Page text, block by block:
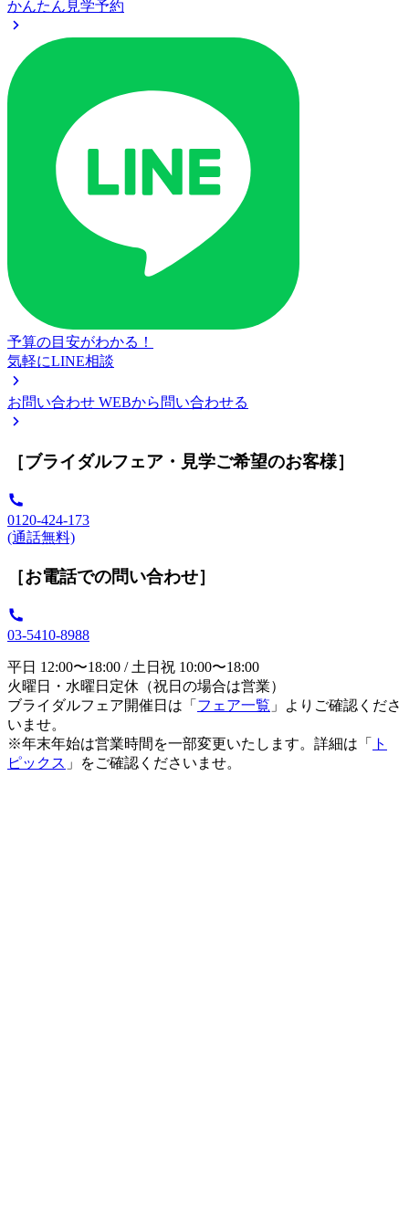
かんたん見学予約
予算の目安がわかる！
気軽にLINE相談
お問い合わせ WEBから問い合わせる
［ブライダルフェア・見学ご希望のお客様］
0120-424-173
(通話無料)
［お電話での問い合わせ］
03-5410-8988
平日 12:00〜18:00 / 土日祝 10:00〜18:00
火曜日・水曜日定休（祝日の場合は営業）
ブライダルフェア開催日は「 フェア一覧 」よりご確認くださ
いませ。
※年末年始は営業時間を一部変更いたします。詳細は「
ト
ピックス 」をご確認くださいませ。